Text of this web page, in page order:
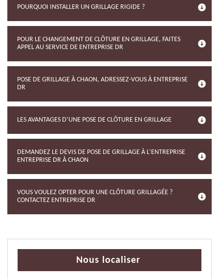
POURQUOI INSTALLER UN GRILLAGE RIGIDE ?
POUR LE CHANGEMENT DE CLÔTURE EN GRILLAGE, FAITES
APPEL AU SERVICE DE ENTREPRISE DR
POSE DE GRILLAGE À CHAON, ADRESSEZ-VOUS À ENTREPRISE
DR
LES AVANTAGES D’UNE POSE DE CLÔTURE EN GRILLAGE
DEMANDEZ LE DEVIS DE POSE DE GRILLAGE À L’ENTREPRISE
ENTREPRISE DR À CHAON
VOUS VOULEZ OPTER POUR UNE CLÔTURE GRILLAGÉE ?
CONTACTEZ ENTREPRISE DR
Nous localiser